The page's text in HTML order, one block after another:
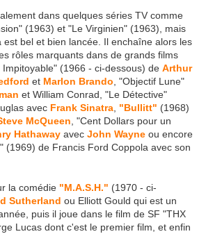
dans quelques séries TV comme
(1963) et "Le Virginien" (1963), mais
est bel et bien lancée. Il enchaîne alors les
rôles marquants dans de grands films
(1966 - ci-dessous) de Arthur
et Marlon Brando , "Objectif Lune"
et William Conrad, "Le Détective"
avec Frank Sinatra "Bullitt" (1968)
McQueen , "Cent Dollars pour un
Hathaway avec John Wayne ou encore
(1969) de Francis Ford Coppola avec son
la comédie "M.A.S.H." (1970 - ci-
Sutherland ou Elliott Gould qui est un
puis il joue dans le film de SF "THX
Lucas dont c'est le premier film, et enfin